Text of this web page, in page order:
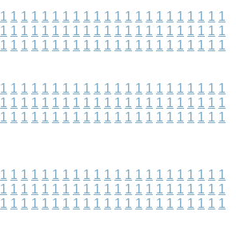
1 1 1 1 1 1 1 1 1 1 1 1 1 1 1 1 1 1 1 1 1 1
1 1 1 1 1 1 1 1 1 1 1 1 1 1 1 1 1 1 1 1 1 1
1 1 1 1 1 1 1 1 1 1 1 1 1 1 1 1 1 1 1 1 1 1
1 1 1 1 1 1 1 1 1 1 1 1 1 1 1 1 1 1 1 1 1 1
1 1 1 1 1 1 1 1 1 1 1 1 1 1 1 1 1 1 1 1 1 1
1 1 1 1 1 1 1 1 1 1 1 1 1 1 1 1 1 1 1 1 1 1
1 1 1 1 1 1 1 1 1 1 1 1 1 1 1 1 1 1 1 1 1 1
1 1 1 1 1 1 1 1 1 1 1 1 1 1 1 1 1 1 1 1 1 1
1 1 1 1 1 1 1 1 1 1 1 1 1 1 1 1 1 1 1 1 1 1